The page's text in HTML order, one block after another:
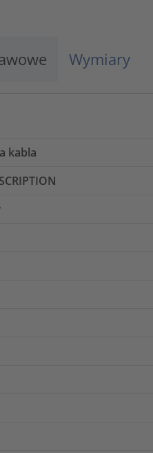
Wymiary
kabla